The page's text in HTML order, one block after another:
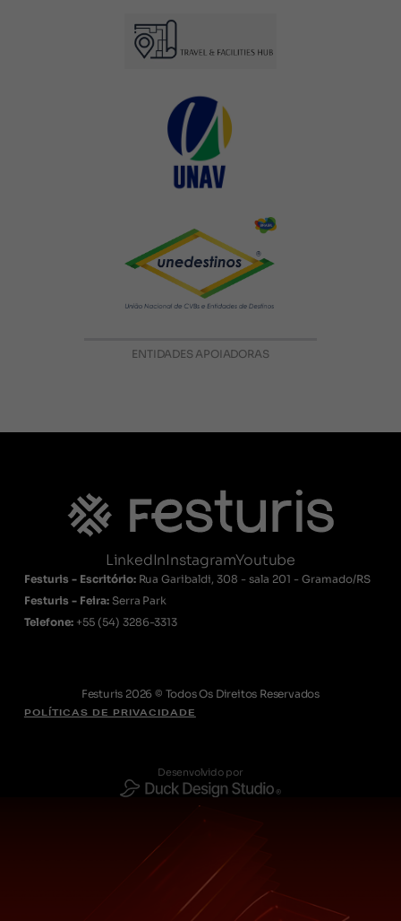
ENTIDADES APOIADORAS
LinkedInInstagramYoutube
Festuris - Escritório: Rua Garibaldi, 308 - sala 201 - Gramado/RS
Festuris - Feira: Serra Park
Telefone: +55 (54) 3286-3313
Festuris 2026 © Todos Os Direitos Reservados
POLÍTICAS DE PRIVACIDADE
Desenvolvido por